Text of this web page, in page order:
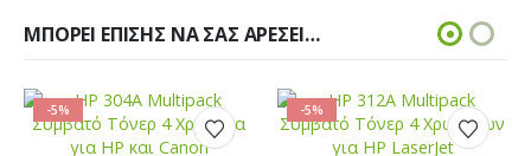
ΜΠΟΡΕΊ ΕΠΊΣΗΣ ΝΑ ΣΑΣ ΑΡΈΣΕΙ…
-5% -5%